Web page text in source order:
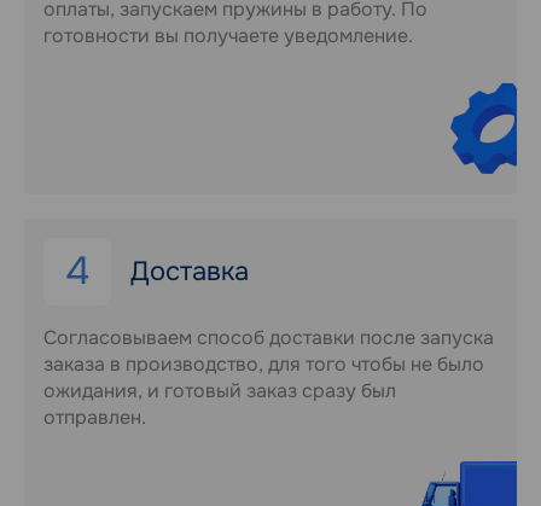
оплаты, запускаем пружины в работу. По
готовности вы получаете уведомление.
4 Доставка
Согласовываем способ доставки после запуска
заказа в производство, для того чтобы не было
ожидания, и готовый заказ сразу был
отправлен.